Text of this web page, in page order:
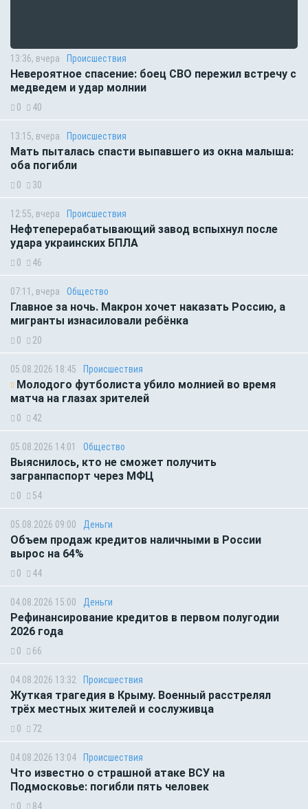
13:36, вчера Происшествия
Невероятное спасение: боец СВО пережил встречу с
медведем и удар молнии
0 40
13:15, вчера Происшествия
Мать пыталась спасти выпавшего из окна малыша:
оба погибли
0 30
12:55, вчера Происшествия
Нефтеперерабатывающий завод вспыхнул после
удара украинских БПЛА
0 46
07:11, вчера Общество
Главное за ночь. Макрон хочет наказать Россию, а
мигранты изнасиловали ребёнка
0 20
05.08.2026 18:45 Происшествия
Молодого футболиста убило молнией во время
матча на глазах зрителей
0 42
05.08.2026 14:01 Общество
Выяснилось, кто не сможет получить
загранпаспорт через МФЦ
0 54
05.08.2026 09:00 Деньги
Объем продаж кредитов наличными в России
вырос на 64%
0 44
04.08.2026 15:00 Деньги
Рефинансирование кредитов в первом полугодии
2026 года
0 66
04.08.2026 13:32 Происшествия
Жуткая трагедия в Крыму. Военный расстрелял
трёх местных жителей и сослуживца
0 72
04.08.2026 13:04 Происшествия
Что известно о страшной атаке ВСУ на
Подмосковье: погибли пять человек
0 84